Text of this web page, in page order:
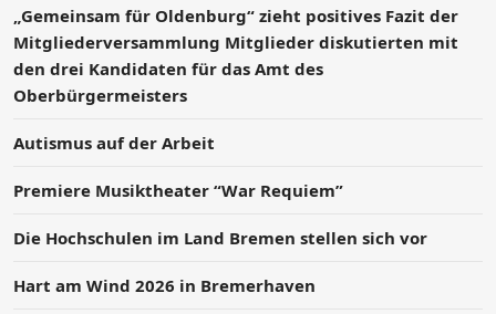
„Gemeinsam für Oldenburg“ zieht positives Fazit der
Mitgliederversammlung Mitglieder diskutierten mit
den drei Kandidaten für das Amt des
Oberbürgermeisters
Autismus auf der Arbeit
Premiere Musiktheater “War Requiem”
Die Hochschulen im Land Bremen stellen sich vor
Hart am Wind 2026 in Bremerhaven